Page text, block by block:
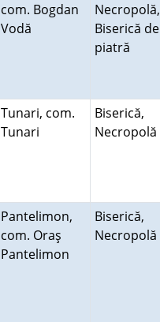
com. Bogdan
Vodă
Necropolă,
Biserică de
piatră
Tunari, com.
Tunari
Biserică,
Necropolă
Pantelimon,
com. Oraş
Pantelimon
Biserică,
Necropolă